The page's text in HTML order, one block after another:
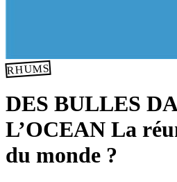
RHUMS
DES BULLES
L’OCEAN La
du monde ?